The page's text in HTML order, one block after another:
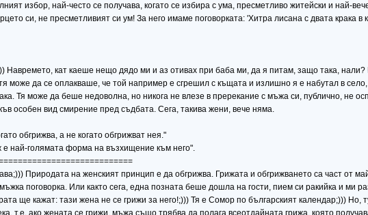
избор, най-често се получава, когато се избира с ума, пресметливо житейски и най-
си, не пресметливият си ум! За него имаме поговорката: 'Хитра лисана с двата крака в
Навремето, кат каеше нещо дядо ми и аз отивах при баба ми, да я питам, защо така,
може да се оплакваше, че той например е сгрешил с къщата и излишно я е набутал в
Тя може да беше недоволна, но никога не влезе в пререкание с мъжа си, публично, не
особен вид смирение пред съдбата. Сега, такива жени, вече няма.
обгрижва, а не когато обгрижват нея."
най-голямата форма на възхищение към него".
Природата на женският принцип е да обгрижва. Грижата и обгрижването са част от
поговорка. Или както сега, една позната беше дошла на гости, пием си ракийка и ми
ще кажат: тази жена не се грижи за него!;))) Тя е Сомор по българският календар;))) Но,
т.е. ако жената се грижи, мъжа също трябва да полага всеотдайната грижа, която